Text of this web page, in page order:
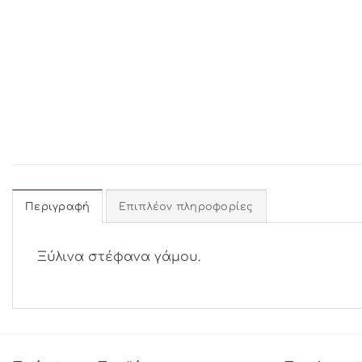
Περιγραφή Επιπλέον πληροφορίες
Ξύλινα στέφανα γάμου.